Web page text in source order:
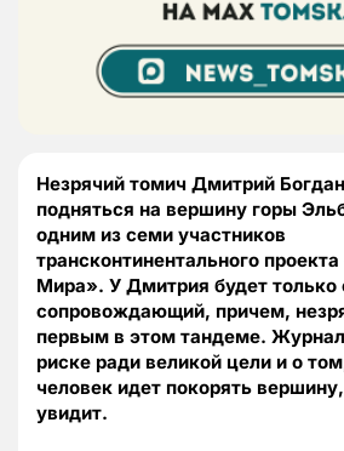
Незрячий томич Дмитрий
подняться на вершину горы
одним из семи участников
трансконтинентального
Мира». У Дмитрия будет только
сопровождающий, причем,
первым в этом тандеме.
риске ради великой цели и о
человек идет покорять
увидит.